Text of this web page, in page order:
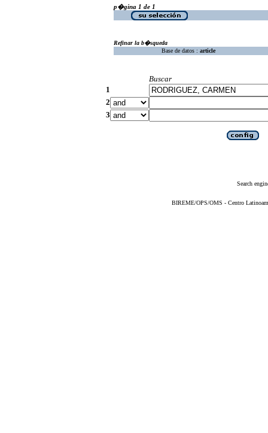
p�gina 1 de 1
Refinar la b�squeda
Base de datos : article
Buscar
1
2
3
Search
BIREME/OPS/OMS - Centro